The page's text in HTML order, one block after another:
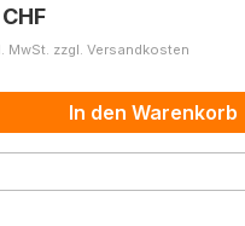
Preis:
MwSt. zzgl. Versandkosten
In den Warenkorb